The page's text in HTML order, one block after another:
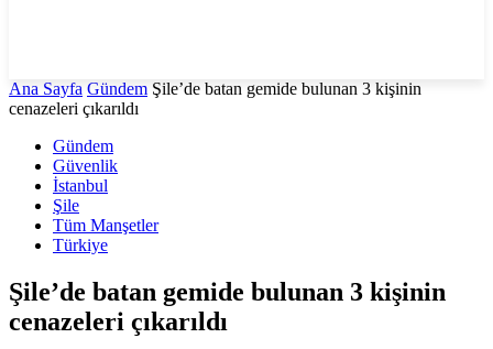
Ana Sayfa Gündem Şile’de batan gemide bulunan 3 kişinin
cenazeleri çıkarıldı
Gündem
Güvenlik
İstanbul
Şile
Tüm Manşetler
Türkiye
Şile’de batan gemide bulunan 3 kişinin
cenazeleri çıkarıldı